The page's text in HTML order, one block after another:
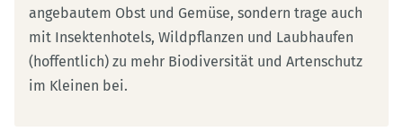
angebautem Obst und Gemüse, sondern trage auch
mit Insektenhotels, Wildpflanzen und Laubhaufen
(hoffentlich) zu mehr Biodiversität und Artenschutz
im Kleinen bei.